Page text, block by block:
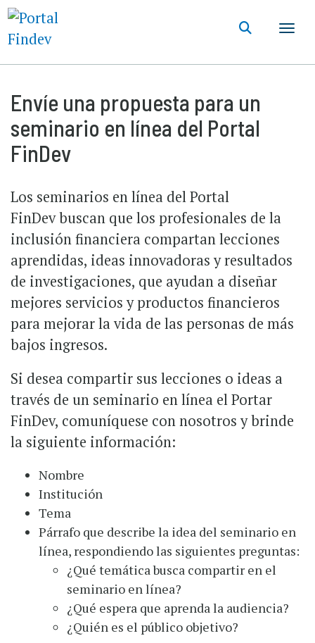
principal
Envíe una propuesta para un
seminario en línea del Portal
FinDev
Los seminarios en línea del Portal
FinDev buscan que los profesionales de la
inclusión financiera compartan lecciones
aprendidas, ideas innovadoras y resultados
de investigaciones, que ayudan a diseñar
mejores servicios y productos financieros
para mejorar la vida de las personas de más
bajos ingresos.
Si desea compartir sus lecciones o ideas a
través de un seminario en línea el Portar
FinDev, comuníquese con nosotros y brinde
la siguiente información:
Nombre
Institución
Tema
Párrafo que describe la idea del seminario en
línea, respondiendo las siguientes preguntas:
¿Qué temática busca compartir en el
seminario en línea?
¿Qué espera que aprenda la audiencia?
¿Quién es el público objetivo?